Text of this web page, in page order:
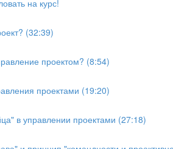
на курс!
(32:39)
проектом? (8:54)
проектами (19:20)
в управлении проектами (27:18)